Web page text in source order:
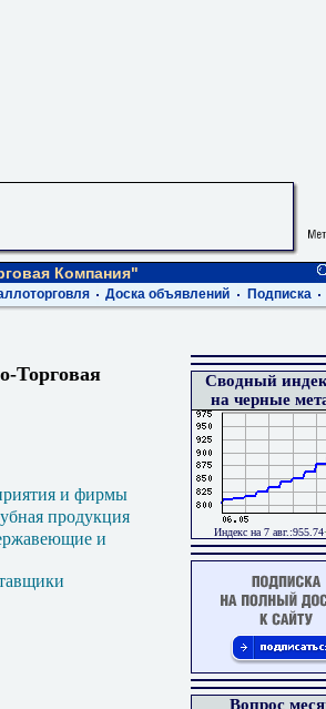
Компания"
Доска объявлений Подписка
Торговая
и фирмы
продукция
и
Сводный
на черные
Индекс на 7 авг.:955.74
Вопрос